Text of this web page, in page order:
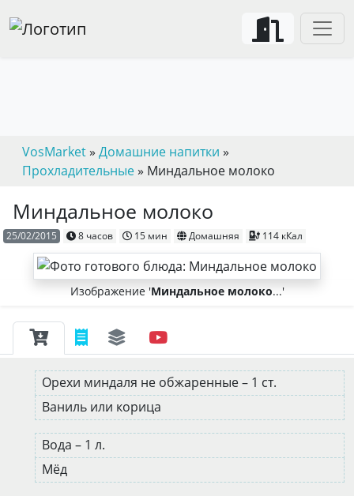
VosMarket» Домашние напитки »
Прохладительные» Миндальное молоко
Миндальное молоко
25/02/2015 8 часов 15 мин Домашняя 114 кКал
Изображение 'Миндальное молоко...'
Орехи миндаля не обжаренные – 1 ст.
Ваниль или корица
Вода – 1 л.
Мёд